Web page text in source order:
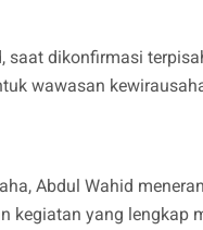
saat dikonfirmasi
wawasan
Abdul Wahid
kegiatan yang lengkap